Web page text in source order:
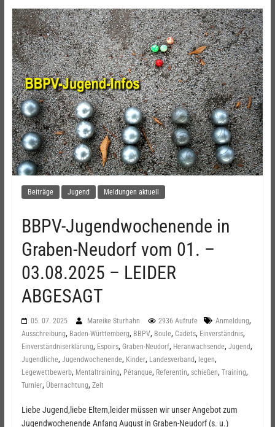
Beiträge Jugend Meldungen aktuell
BBPV-Jugendwochenende in
Graben-Neudorf vom 01. –
03.08.2025 – LEIDER
ABGESAGT
05. 07. 2025 Mareike Sturhahn 2936 Aufrufe Anmeldung,
Ausschreibung, Baden-Württemberg, BBPV, Boule, Cadets, Einverständnis,
Einverständniserklärung, Espoirs, Graben-Neudorf, Heranwachsende, Jugend,
Jugendliche, Jugendwochenende, Kinder, Landesverband, legen,
Legewettbewerb, Mentaltraining, Pétanque, Referentin, schießen, Training,
Turnier, Übernachtung, Zelt
Liebe Jugend,liebe Eltern,leider müssen wir unser Angebot zum
Jugendwochenende Anfang August in Graben-Neudorf (s. u.)